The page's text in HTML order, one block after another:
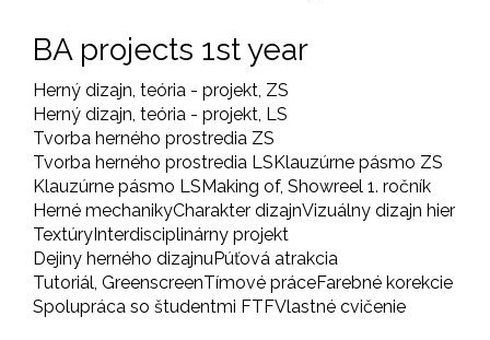
BA projects 1st year
Herný dizajn, teória - projekt, ZS
Herný dizajn, teória - projekt, LS
Tvorba herného prostredia ZS
Tvorba herného prostredia LSKlauzúrne pásmo ZS
Klauzúrne pásmo LSMaking of, Showreel 1. ročník
Herné mechanikyCharakter dizajnVizuálny dizajn hier
TextúryInterdisciplinárny projekt
Dejiny herného dizajnuPúťová atrakcia
Tutoriál, GreenscreenTímové práceFarebné korekcie
Spolupráca so študentmi FTFVlastné cvičenie